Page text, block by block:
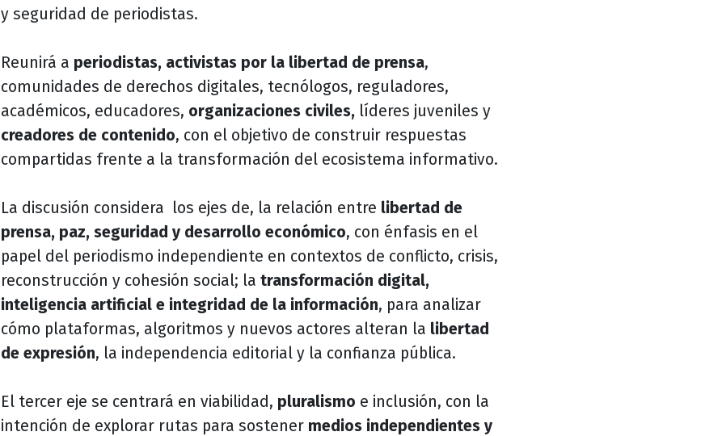
y seguridad de periodistas.
Reunirá a periodistas, activistas por la libertad de prensa,
comunidades de derechos digitales, tecnólogos, reguladores,
académicos, educadores, organizaciones civiles,líderes juveniles y
creadores de contenido, con el objetivo de construir respuestas
compartidas frente a la transformación del ecosistema informativo.
La discusión considera los ejes de, la relación entre libertad de
prensa, paz, seguridad y desarrollo económico, con énfasis en el
papel del periodismo independiente en contextos de conflicto, crisis,
reconstrucción y cohesión social; la transformación digital,
inteligencia artificial e integridad de la información, para analizar
cómo plataformas, algoritmos y nuevos actores alteran la libertad
de expresión, la independencia editorial y la confianza pública.
El tercer eje se centrará en viabilidad, pluralismo e inclusión, con la
intención de explorar rutas para sostener medios independientes y